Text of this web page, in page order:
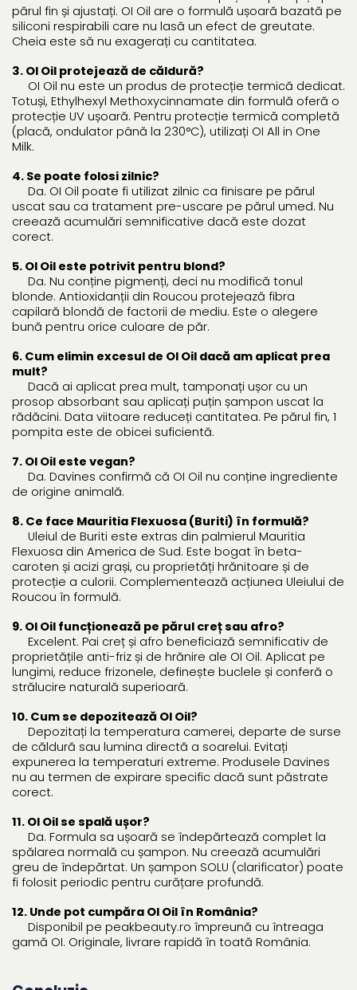
părul fin și ajustați. OI Oil are o formulă ușoară bazată pe
siliconi respirabili care nu lasă un efect de greutate.
Cheia este să nu exagerați cu cantitatea.
3. OI Oil protejează de căldură?
OI Oil nu este un produs de protecție termică dedicat.
Totuși, Ethylhexyl Methoxycinnamate din formulă oferă o
protecție UV ușoară. Pentru protecție termică completă
(placă, ondulator până la 230°C), utilizați OI All in One
Milk.
4. Se poate folosi zilnic?
Da. OI Oil poate fi utilizat zilnic ca finisare pe părul
uscat sau ca tratament pre-uscare pe părul umed. Nu
creează acumulări semnificative dacă este dozat
corect.
5. OI Oil este potrivit pentru blond?
Da. Nu conține pigmenți, deci nu modifică tonul
blonde. Antioxidanții din Roucou protejează fibra
capilară blondă de factorii de mediu. Este o alegere
bună pentru orice culoare de păr.
6. Cum elimin excesul de OI Oil dacă am aplicat prea
mult?
Dacă ai aplicat prea mult, tamponați ușor cu un
prosop absorbant sau aplicați puțin șampon uscat la
rădăcini. Data viitoare reduceți cantitatea. Pe părul fin, 1
pompita este de obicei suficientă.
7. OI Oil este vegan?
Da. Davines confirmă că OI Oil nu conține ingrediente
de origine animală.
8. Ce face Mauritia Flexuosa (Buriti) în formulă?
Uleiul de Buriti este extras din palmierul Mauritia
Flexuosa din America de Sud. Este bogat în beta-
caroten și acizi grași, cu proprietăți hrănitoare și de
protecție a culorii. Complementează acțiunea Uleiului de
Roucou în formulă.
9. OI Oil funcționează pe părul creț sau afro?
Excelent. Pai creț și afro beneficiază semnificativ de
proprietățile anti-friz și de hrănire ale OI Oil. Aplicat pe
lungimi, reduce frizonele, definește buclele și conferă o
strălucire naturală superioară.
10. Cum se depozitează OI Oil?
Depozitați la temperatura camerei, departe de surse
de căldură sau lumina directă a soarelui. Evitați
expunerea la temperaturi extreme. Produsele Davines
nu au termen de expirare specific dacă sunt păstrate
corect.
11. OI Oil se spală ușor?
Da. Formula sa ușoară se îndepărtează complet la
spălarea normală cu șampon. Nu creează acumulări
greu de îndepărtat. Un șampon SOLU (clarificator) poate
fi folosit periodic pentru curățare profundă.
12. Unde pot cumpăra OI Oil în România?
Disponibil pe peakbeauty.ro împreună cu întreaga
gamă OI. Originale, livrare rapidă în toată România.